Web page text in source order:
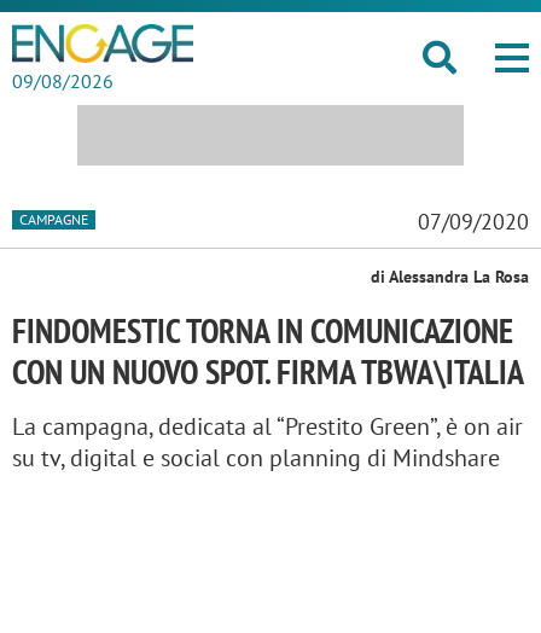
09/08/2026
CAMPAGNE 07/09/2020
di Alessandra La Rosa
FINDOMESTIC TORNA IN COMUNICAZIONE
CON UN NUOVO SPOT. FIRMA TBWA\ITALIA
La campagna, dedicata al “Prestito Green”, è on air
su tv, digital e social con planning di Mindshare